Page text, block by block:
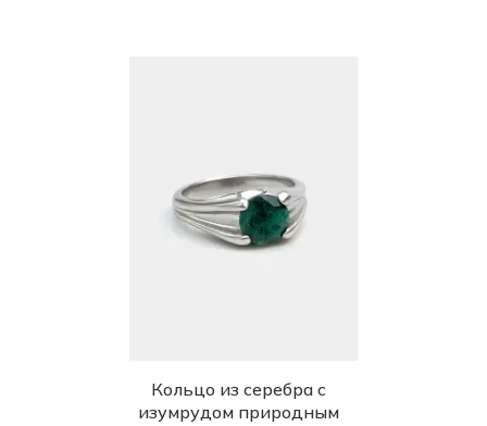
Кольцо из серебра с
изумрудом природным